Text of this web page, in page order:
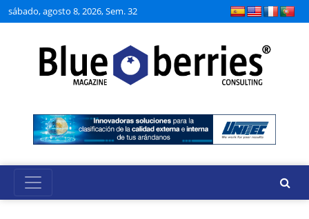
sábado, agosto 8, 2026, Sem. 32